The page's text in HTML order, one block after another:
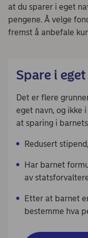
at du sparer i eget
pengene. Å velge
fremst å anbefale
Spare i
Det er flere
eget navn, og ikke
at sparing i
Redusert
Har barnet
av
Etter at barnet
bestemme hva